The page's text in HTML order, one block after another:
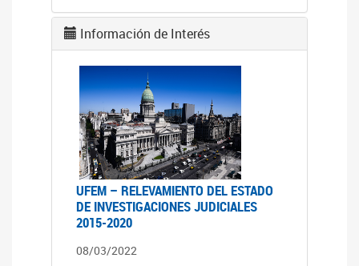
Información de Interés
UFEM – RELEVAMIENTO DEL ESTADO
DE INVESTIGACIONES JUDICIALES
2015-2020
08/03/2022